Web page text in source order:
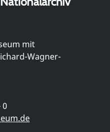
mit
Wagner-
0